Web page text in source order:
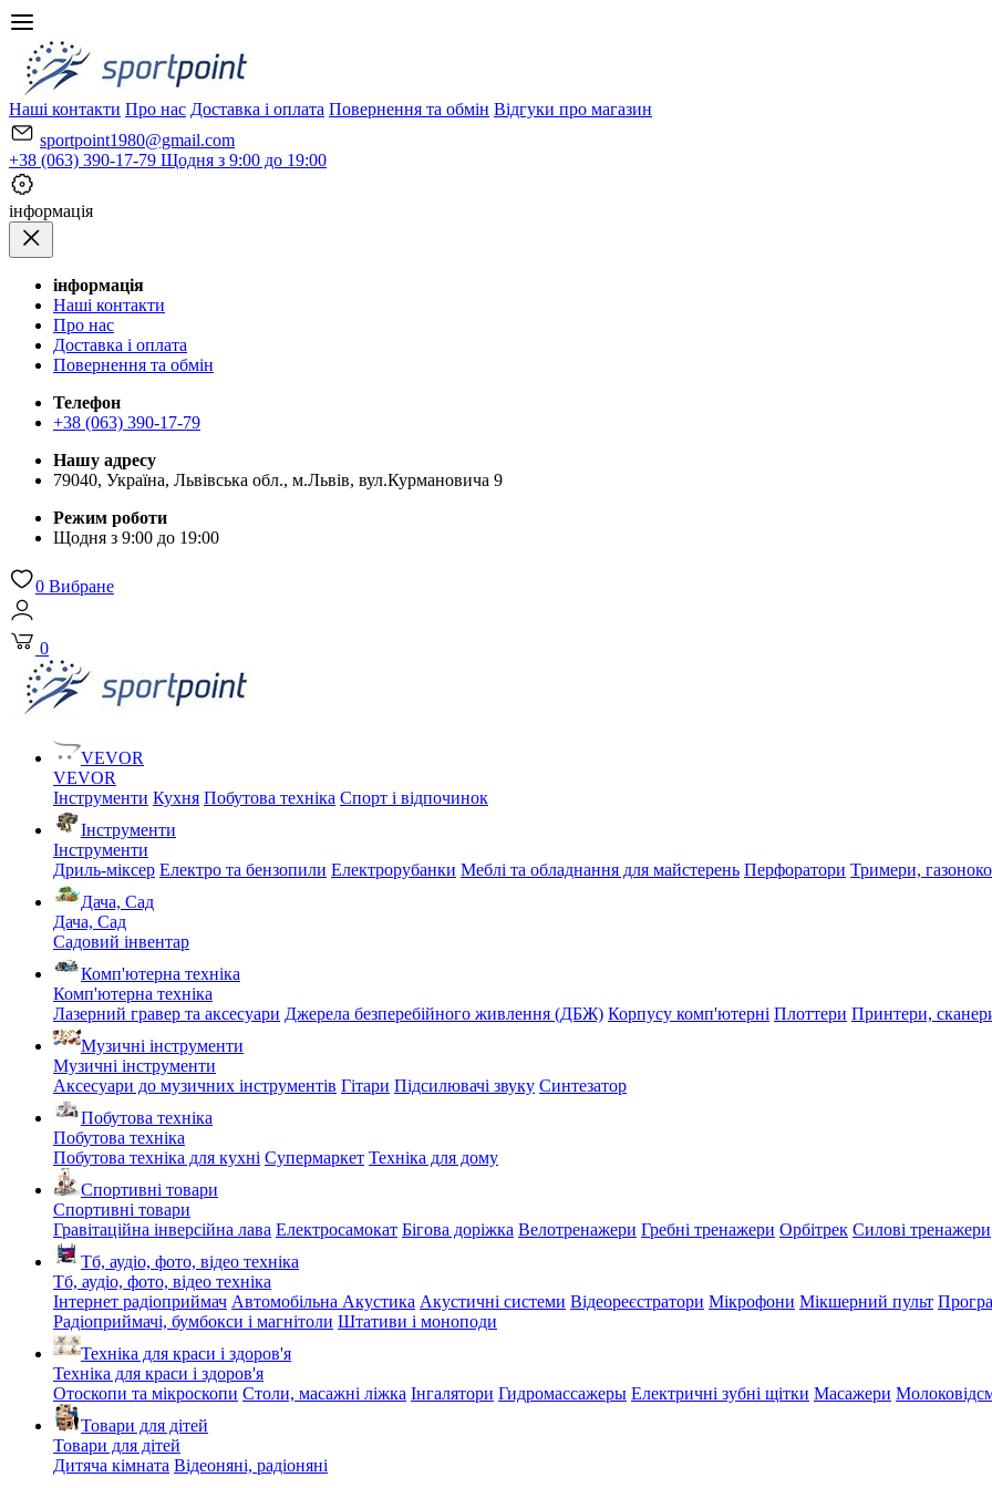
Наші контакти Про нас Доставка і оплата Повернення та обмін Відгуки про магазин
sportpoint1980@gmail.com
+38 (063) 390-17-79 Щодня з 9:00 до 19:00
iнформація
iнформація
Наші контакти
Про нас
Доставка і оплата
Повернення та обмін
Телефон
+38 (063) 390-17-79
Нашу адресу
79040, Україна, Львівська обл., м.Львів, вул.Курмановича 9
Режим роботи
Щодня з 9:00 до 19:00
0 Вибране
0
VEVOR
VEVOR
Інструменти Кухня Побутова техніка Спорт і відпочинок
Інструменти
Інструменти
Дриль-міксер Електро та бензопили Електрорубанки Меблі та обладнання для майстерень Перфоратори Тримери,
Дача, Сад
Дача, Сад
Садовий інвентар
Комп'ютерна техніка
Комп'ютерна техніка
Лазерний гравер та аксесуари Джерела безперебійного живлення (ДБЖ) Корпусу комп'ютерні Плоттери Принтери,
Музичні інструменти
Музичні інструменти
Аксесуари до музичних інструментів Гітари Підсилювачі звуку Синтезатор
Побутова техніка
Побутова техніка
Побутова техніка для кухні Супермаркет Техніка для дому
Спортивні товари
Спортивні товари
Гравітаційна інверсійна лава Електросамокат Бігова доріжка Велотренажери Гребні тренажери Орбітрек Силові тренажери
Тб, аудіо, фото, відео техніка
Тб, аудіо, фото, відео техніка
Інтернет радіоприймач Автомобільна Акустика Акустичні системи Відеореєстратори Мікрофони Мікшерний пульт
Радіоприймачі, бумбокси і магнітоли Штативи і моноподи
Техніка для краси і здоров'я
Техніка для краси і здоров'я
Отоскопи та мікроскопи Столи, масажні ліжка Інгалятори Гидромассажеры Електричні зубні щітки Масажери
Товари для дітей
Товари для дітей
Дитяча кімната Відеоняні, радіоняні